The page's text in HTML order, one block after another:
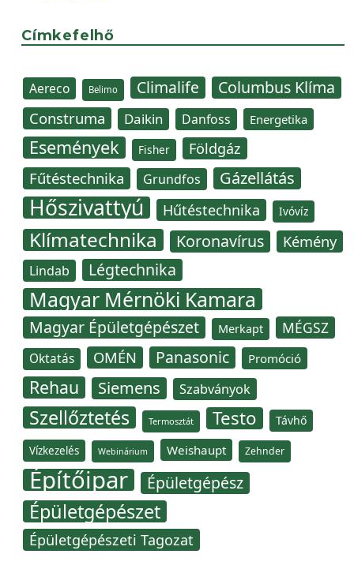
Címkefelhő
Aereco Belimo Climalife Columbus Klíma
Construma Daikin Danfoss Energetika
Események Fisher Földgáz
Fűtéstechnika Grundfos Gázellátás
Hőszivattyú Hűtéstechnika Ivóvíz
Klímatechnika Koronavírus Kémény
Lindab Légtechnika
Magyar Mérnöki Kamara
Magyar Épületgépészet Merkapt MÉGSZ
Oktatás OMÉN Panasonic Promóció
Rehau Siemens Szabványok
Szellőztetés Termosztát Testo Távhő
Vízkezelés Webinárium Weishaupt Zehnder
Építőipar Épületgépész
Épületgépészet
Épületgépészeti Tagozat